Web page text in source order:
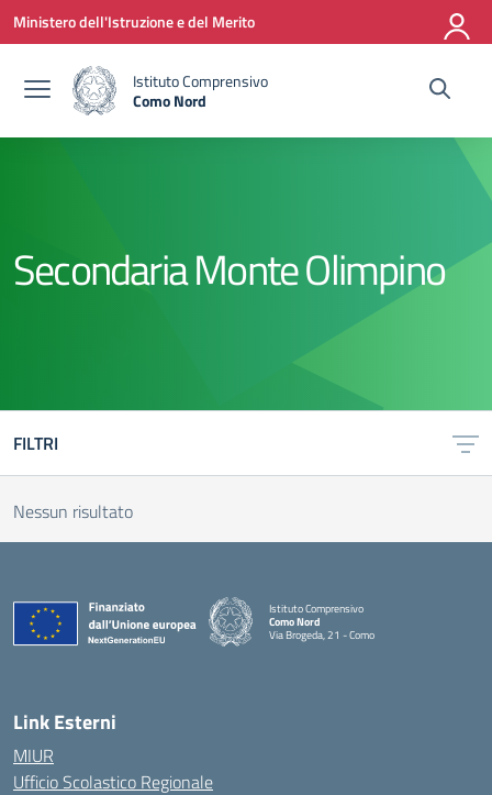
Vai ai contenuti
Vai al menu di navigazione
Vai al footer
Ministero dell'Istruzione e del Merito
Istituto Comprensivo
Como Nord
Secondaria Monte Olimpino
FILTRI
Nessun risultato
Istituto Comprensivo
Como Nord
Via Brogeda, 21 - Como
— Visita la pagina iniziale della scuola
Link Esterni
MIUR
Ufficio Scolastico Regionale